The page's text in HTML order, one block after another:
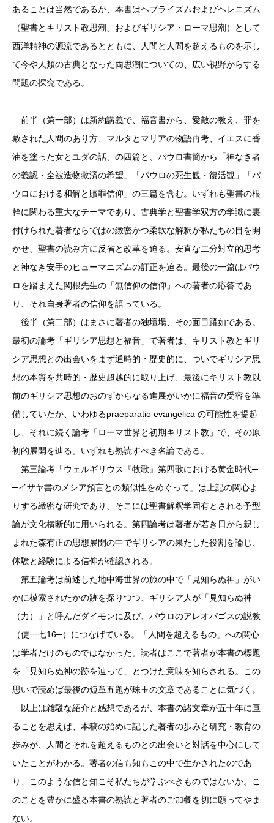
あることは当然であるが、本書はヘブライズムおよびヘレニズム
（聖書とキリスト教思潮、およびギリシア・ローマ思潮）として
西洋精神の源流であるとともに、人間と人間を超えるものを示し
て今や人類の古典となった両思潮についての、広い視野からする
問題の探究である。
前半（第一部）は新約講義で、福音書から、愛敵の教え、罪を
赦された人間のあり方、マルタとマリアの物語再考、イエスに香
油を塗った女とユダの話、の四篇と、パウロ書簡から「神なき者
の義認・全被造物救済の希望」「パウロの死生観・復活観」「パ
ウロにおける和解と贖罪信仰」の三篇を含む。いずれも聖書の根
幹に関わる重大なテーマであり、古典学と聖書学双方の学識に裏
付けられた著者ならではの緻密かつ柔軟な解釈が私たちの目を開
かせ、聖書の読み方に反省と改革を迫る。安直な二分対立的思考
と神なき安手のヒューマニズムの訂正を迫る。最後の一篇はパウ
ロを踏まえた関根先生の「無信仰の信仰」への著者の応答であ
り、それ自身著者の信仰を語っている。
後半（第二部）はまさに著者の独壇場、その面目躍如である。
最初の論考「ギリシア思想と福音」で著者は、キリスト教とギリ
シア思想との出会いをまず通時的・歴史的に、ついでギリシア思
想の本質を共時的・歴史超越的に取り上げ、最後にキリスト教以
前のギリシア思想のおのずからなる進展がいかに福音の受容を準
備していたか、いわゆるpraeparatio evangelica の可能性を提起
し、それに続く論考「ローマ世界と初期キリスト教」で、その原
初的展開を辿る。いずれも熟読すべき名論である。
第三論考「ウェルギリウス『牧歌』第四歌における黄金時代─
─イザヤ書のメシア預言との類似性をめぐって」は上記の関心よ
りする緻密な研究であり、そこには聖書解釈学固有とされる予型
論が文化横断的に用いられる。第四論考は著者が若き日から親し
まれた森有正の思想展開の中でギリシアの果たした役割を論じ、
体験と経験による信仰が確認される。
第五論考は前述した地中海世界の旅の中で「見知らぬ神」がい
かに模索されたかの跡を探りつつ、ギリシア人が「見知らぬ神
（力）」と呼んだダイモンに及び、パウロのアレオパゴスの説教
（使一七16─）につなげている。「人間を超えるもの」への関心
は学者だけのものではなかった。読者はここで著者が本書の標題
を「見知らぬ神の跡を辿って」とつけた意味を知らされる。この
思いで読めば最後の短章五題が珠玉の文章であることに気づく。
以上は雑駁な紹介と感想であるが、本書の諸文章が五十年に亘
ることを思えば、本稿の始めに記した著者の歩みと研究・教育の
歩みが、人間とそれを超えるものとの出会いと対話を中心にして
いたことがわかる。著者の信も知もこの中で生かされたのであ
り、このような信と知こそ私たちが学ぶべきものではないか。こ
のことを豊かに盛る本書の熟読と著者のご加餐を切に願ってやま
ない。